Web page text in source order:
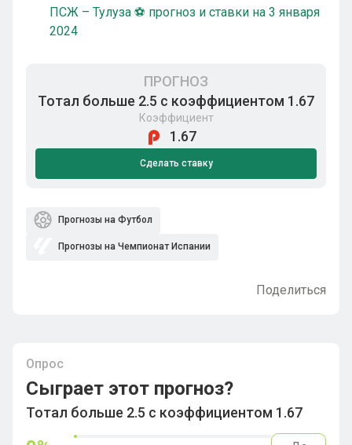
ПСЖ – Тулуза ⚽ прогноз и ставки на 3 января
2024
ПРОГНОЗ
Тотал больше 2.5 с коэффициентом 1.67
Коэффициент
1.67
Сделать ставку
Прогнозы на Футбол
Прогнозы на Чемпионат Испании
Поделиться
Опрос
Сыграет этот прогноз?
Тотал больше 2.5 с коэффициентом 1.67